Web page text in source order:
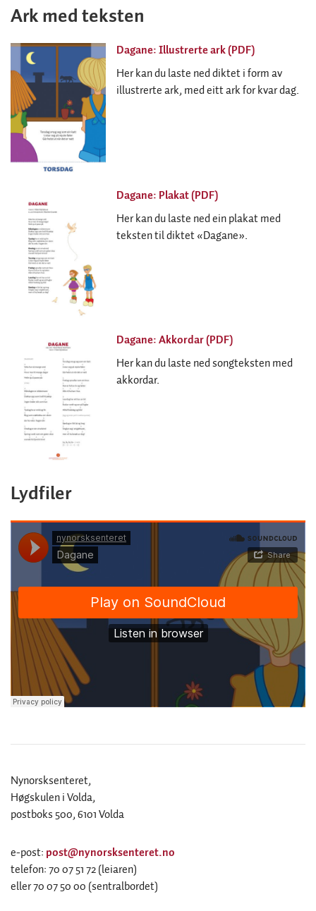
Ark med teksten
Dagane: Illustrerte ark (PDF)
Her kan du laste ned diktet i form av
illustrerte ark, med eitt ark for kvar dag.
Dagane: Plakat (PDF)
Her kan du laste ned ein plakat med
teksten til diktet «Dagane».
Dagane: Akkordar (PDF)
Her kan du laste ned songteksten med
akkordar.
Lydfiler
Nynorsksenteret,
Høgskulen i Volda,
postboks 500, 6101 Volda
e-post: post@nynorsksenteret.no
telefon: 70 07 51 72 (leiaren)
eller 70 07 50 00 (sentralbordet)